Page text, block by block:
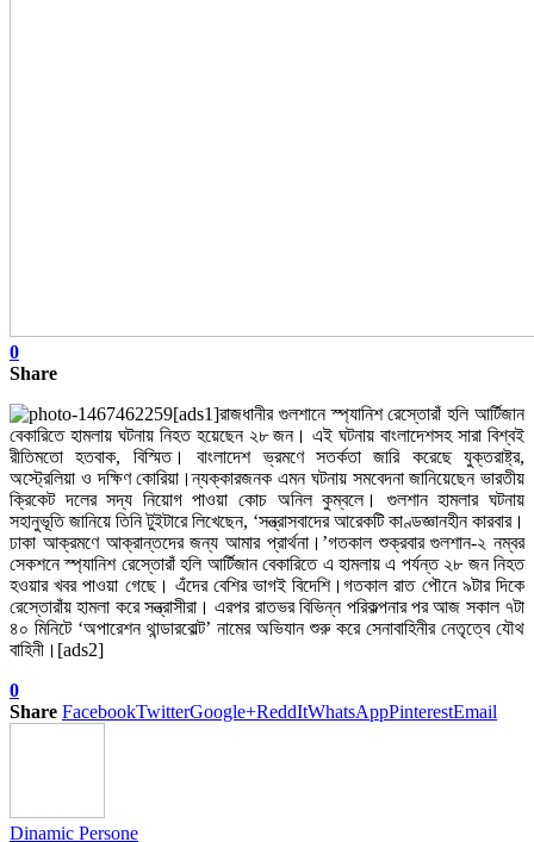
0
Share
[ads1]রাজধানীর গুলশানে স্প্যানিশ রেস্তোরাঁ হলি আর্টিজান
বেকারিতে হামলায় ঘটনায় নিহত হয়েছেন ২৮ জন। এই ঘটনায় বাংলাদেশসহ সারা বিশ্বই
রীতিমতো হতবাক, বিস্মিত। বাংলাদেশ ভ্রমণে সতর্কতা জারি করেছে যুক্তরাষ্ট্র,
অস্ট্রেলিয়া ও দক্ষিণ কোরিয়া।ন্যক্কারজনক এমন ঘটনায় সমবেদনা জানিয়েছেন ভারতীয়
ক্রিকেট দলের সদ্য নিয়োগ পাওয়া কোচ অনিল কুম্বলে। গুলশান হামলার ঘটনায়
সহানুভূতি জানিয়ে তিনি টুইটারে লিখেছেন, ‘সন্ত্রাসবাদের আরেকটি কাণ্ডজ্ঞানহীন কারবার।
ঢাকা আক্রমণে আক্রান্তদের জন্য আমার প্রার্থনা।’গতকাল শুক্রবার গুলশান-২ নম্বর
সেকশনে স্প্যানিশ রেস্তোরাঁ হলি আর্টিজান বেকারিতে এ হামলায় এ পর্যন্ত ২৮ জন নিহত
হওয়ার খবর পাওয়া গেছে। এঁদের বেশির ভাগই বিদেশি।গতকাল রাত পৌনে ৯টার দিকে
রেস্তোরাঁয় হামলা করে সন্ত্রাসীরা। এরপর রাতভর বিভিন্ন পরিকল্পনার পর আজ সকাল ৭টা
৪০ মিনিটে ‘অপারেশন থান্ডারবোল্ট’ নামের অভিযান শুরু করে সেনাবাহিনীর নেতৃত্বে যৌথ
বাহিনী।[ads2]
0
Share FacebookTwitterGoogle+ReddItWhatsAppPinterestEmail
Dinamic Persone